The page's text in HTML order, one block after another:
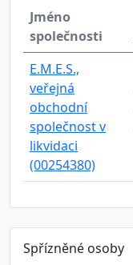
Jméno
společnosti
E.M.E.S.,
veřejná
obchodní
společnost v
likvidaci
(00254380)
Spřízněné osoby